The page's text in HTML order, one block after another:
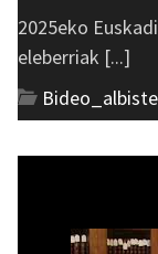
2025eko
eleberriak [...]